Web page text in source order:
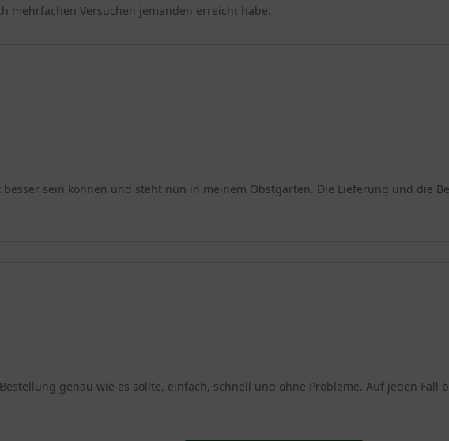
mehrfachen Versuchen jemanden erreicht habe.
sein können und steht nun in meinem Obstgarten. Die Lieferung und die
genau wie es sollte, einfach, schnell und ohne Probleme. Auf jeden Fall